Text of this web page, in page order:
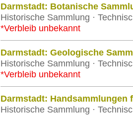
Darmstadt: Botanische
Historische Sammlung ·
*Verbleib unbekannt
Darmstadt: Geologische
Historische Sammlung ·
*Verbleib unbekannt
Darmstadt: Handsammlungen
Historische Sammlung ·